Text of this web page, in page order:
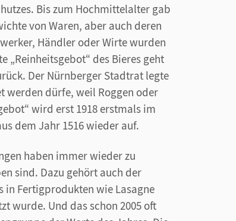
Bis zum Hochmittelalter gab
von Waren, aber auch deren
Händler oder Wirte wurden
„Reinheitsgebot“ des Bieres geht
Der Nürnberger Stadtrat legte
werden dürfe, weil Roggen oder
wird erst 1918 erstmals im
dem Jahr 1516 wieder auf.
haben immer wieder zu
sind. Dazu gehört auch der
in Fertigprodukten wie Lasagne
wurde. Und das schon 2005 oft